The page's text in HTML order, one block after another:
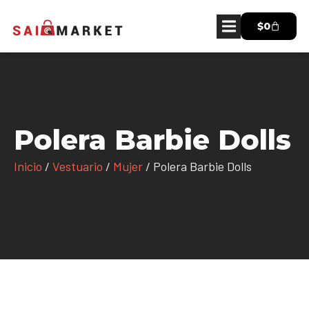
$0
Polera Barbie Dolls
Inicio / Vestuario / Mujer / Polera Barbie Dolls